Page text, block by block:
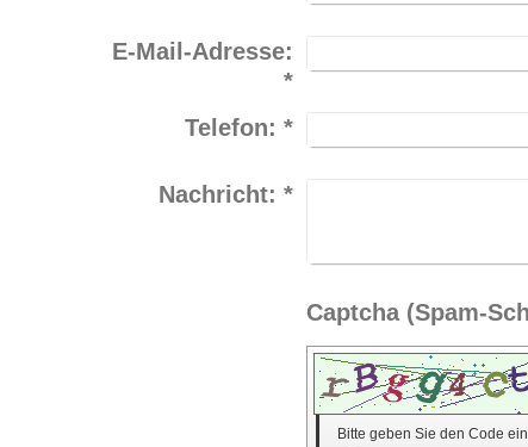
E-Mail-Adresse:
*
Telefon: *
Nachricht: *
Bitte geben Sie den Code ein